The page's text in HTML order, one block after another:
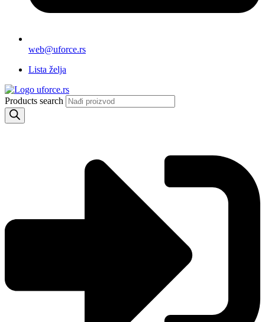
web@uforce.rs
Lista želja
Products search